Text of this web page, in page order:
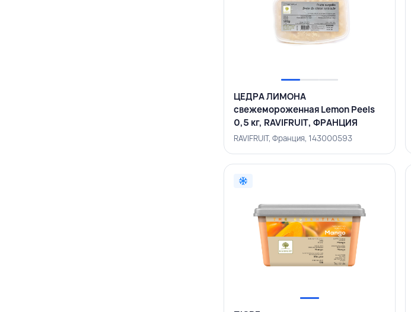
ЦЕДРА ЛИМОНА
свежемороженная Lemon Peels
0,5 кг, RAVIFRUIT, ФРАНЦИЯ
RAVIFRUIT, Франция, 143000593